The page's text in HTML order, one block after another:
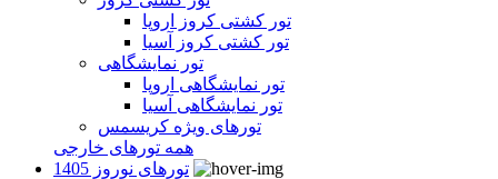
تور کشتی کروز اروپا
تور کشتی کروز آسیا
تور نمایشگاهی
تور نمایشگاهی اروپا
تور نمایشگاهی آسیا
تورهای ویژه کریسمس
همه تورهای خارجی
تورهای نوروز 1405